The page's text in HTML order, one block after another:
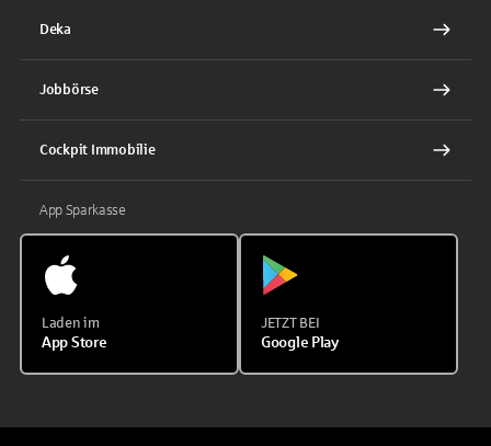
Deka
Jobbörse
Cockpit Immobilie
App Sparkasse
Laden im
App Store
JETZT BEI
Google Play